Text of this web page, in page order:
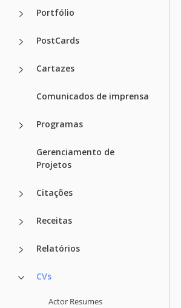
Portfólio
PostCards
Cartazes
Comunicados de imprensa
Programas
Gerenciamento de
Projetos
Citações
Receitas
Relatórios
CVs
Actor Resumes